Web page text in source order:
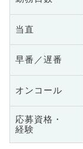
当直
早番／遅番
オンコール
応募資格・
経験